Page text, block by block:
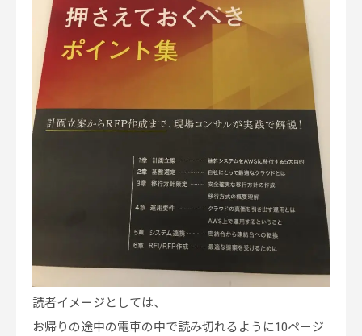
読者イメージとしては、
お帰りの途中の電車の中で読み切れるように10ページ